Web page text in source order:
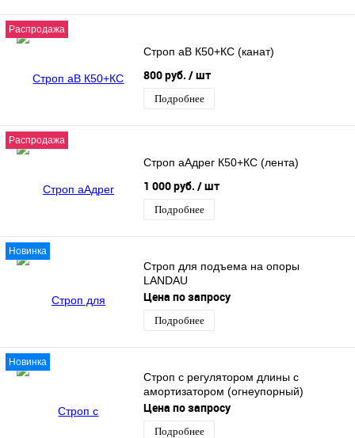
Распродажа
Строп аВ К50+КС (канат)
800 руб. / шт
Подробнее
Распродажа
Строп аАдрег К50+КС (лента)
1 000 руб. / шт
Подробнее
Новинка
Строп для подъема на опоры
LANDAU
Цена по запросу
Подробнее
Новинка
Строп с регулятором длины с
амортизатором (огнеупорный)
Цена по запросу
Подробнее